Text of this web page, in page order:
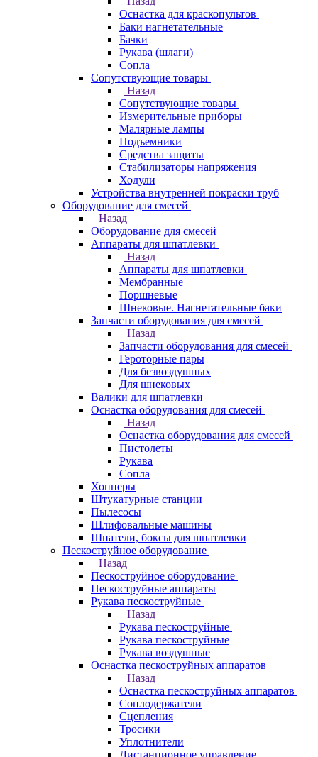
Оснастка для краскопультов
Баки нагнетательные
Бачки
Рукава (шлаги)
Сопла
Сопутствующие товары
Назад
Сопутствующие товары
Измерительные приборы
Малярные лампы
Подъемники
Средства защиты
Стабилизаторы напряжения
Ходули
Устройства внутренней покраски труб
Оборудование для смесей
Назад
Оборудование для смесей
Аппараты для шпатлевки
Назад
Аппараты для шпатлевки
Мембранные
Поршневые
Шнековые. Нагнетательные баки
Запчасти оборудования для смесей
Назад
Запчасти оборудования для смесей
Героторные пары
Для безвоздушных
Для шнековых
Валики для шпатлевки
Оснастка оборудования для смесей
Назад
Оснастка оборудования для смесей
Пистолеты
Рукава
Сопла
Хопперы
Штукатурные станции
Пылесосы
Шлифовальные машины
Шпатели, боксы для шпатлевки
Пескоструйное оборудование
Назад
Пескоструйное оборудование
Пескоструйные аппараты
Рукава пескоструйные
Назад
Рукава пескоструйные
Рукава пескоструйные
Рукава воздушные
Оснастка пескоструйных аппаратов
Назад
Оснастка пескоструйных аппаратов
Соплодержатели
Сцепления
Тросики
Уплотнители
Дистанционное управление